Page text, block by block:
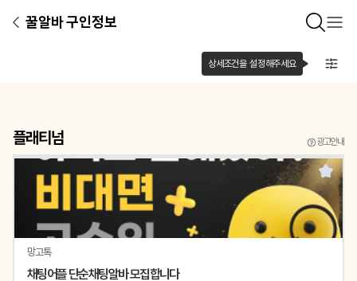
꿀알바 구인정보
상세조건을 설정해주세요
플래티넘 광고안내
망고톡
채팅어플 단순채팅알바 모집합니다